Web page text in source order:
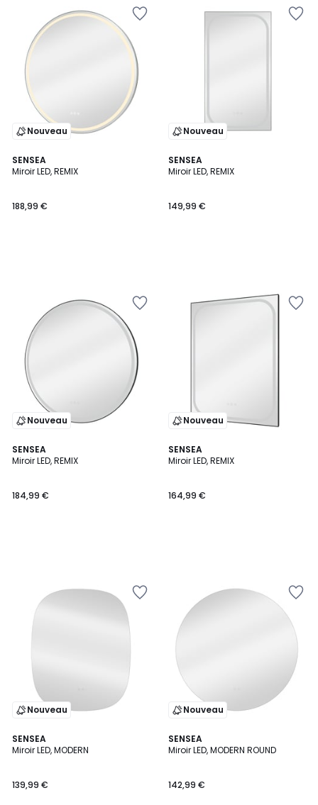
Nouveau
SENSEA
Miroir LED, REMIX
188,99 €
Nouveau
SENSEA
Miroir LED, REMIX
149,99 €
Nouveau
SENSEA
Miroir LED, REMIX
184,99 €
Nouveau
SENSEA
Miroir LED, REMIX
164,99 €
Nouveau
SENSEA
Miroir LED, MODERN
139,99 €
Nouveau
SENSEA
Miroir LED, MODERN ROUND
142,99 €